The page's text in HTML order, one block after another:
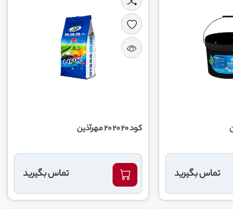
تماس بگیرید
کود 20 20 20 مهرآذین
تماس بگیرید